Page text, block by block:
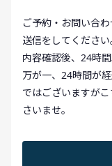
ご予約・お問い合
送信をしてください
内容確認後、24時
万が一、24時間が
ではございますがこ
さいませ。